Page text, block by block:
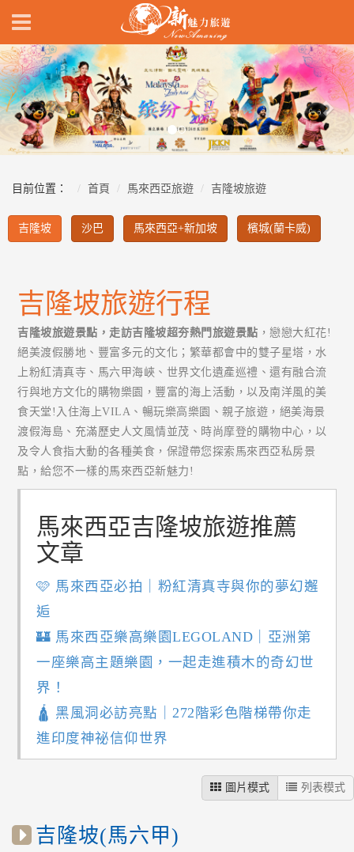
Previous
目前位置： 首頁 馬來西亞旅遊 吉隆坡旅遊
吉隆坡 沙巴 馬來西亞+新加坡 檳城(蘭卡威)
吉隆坡旅遊行程
吉隆坡旅遊景點，走訪吉隆坡超夯熱門旅遊景點 ，戀戀大紅花!
絕美渡假勝地、豐富多元的文化；繁華都會中的雙子星塔，水
上粉紅清真寺、馬六甲海峽、世界文化遺產巡禮、還有融合流
行與地方文化的購物樂園，豐富的海上活動，以及南洋風的美
食天堂!入住海上VILA、暢玩樂高樂園、親子旅遊，絕美海景
渡假海島、充滿歷史人文風情並茂、時尚摩登的購物中心，以
及令人食指大動的各種美食，保證帶您探索馬來西亞私房景
點，給您不一樣的馬來西亞新魅力!
馬來西亞吉隆坡旅遊推薦
文章
🩷 馬來西亞必拍｜粉紅清真寺與你的夢幻邂
逅
🏰 馬來西亞樂高樂園LEGOLAND｜亞洲第
一座樂高主題樂園，一起走進積木的奇幻世
界！
🛕 黑風洞必訪亮點｜272階彩色階梯帶你走
進印度神祕信仰世界
圖片模式 列表模式
吉隆坡(馬六甲)